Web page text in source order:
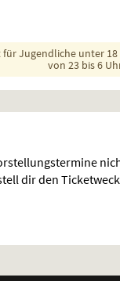
für Jugendliche unter
von 23 bis 6
dir den